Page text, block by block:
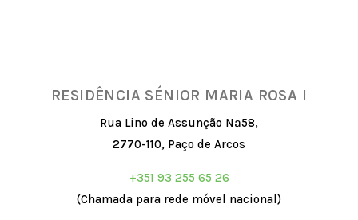
RESIDÊNCIA SÉNIOR MARIA ROSA I
Rua Lino de Assunção Nª58,
2770-110, Paço de Arcos
+351 93 255 65 26
(Chamada para rede móvel nacional)